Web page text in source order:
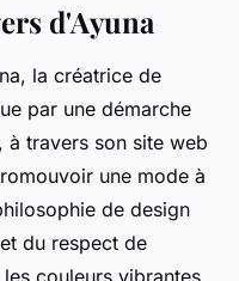
d'Ayuna
la créatrice de
par une démarche
à travers son site web
une mode à
de design
du respect de
couleurs vibrantes